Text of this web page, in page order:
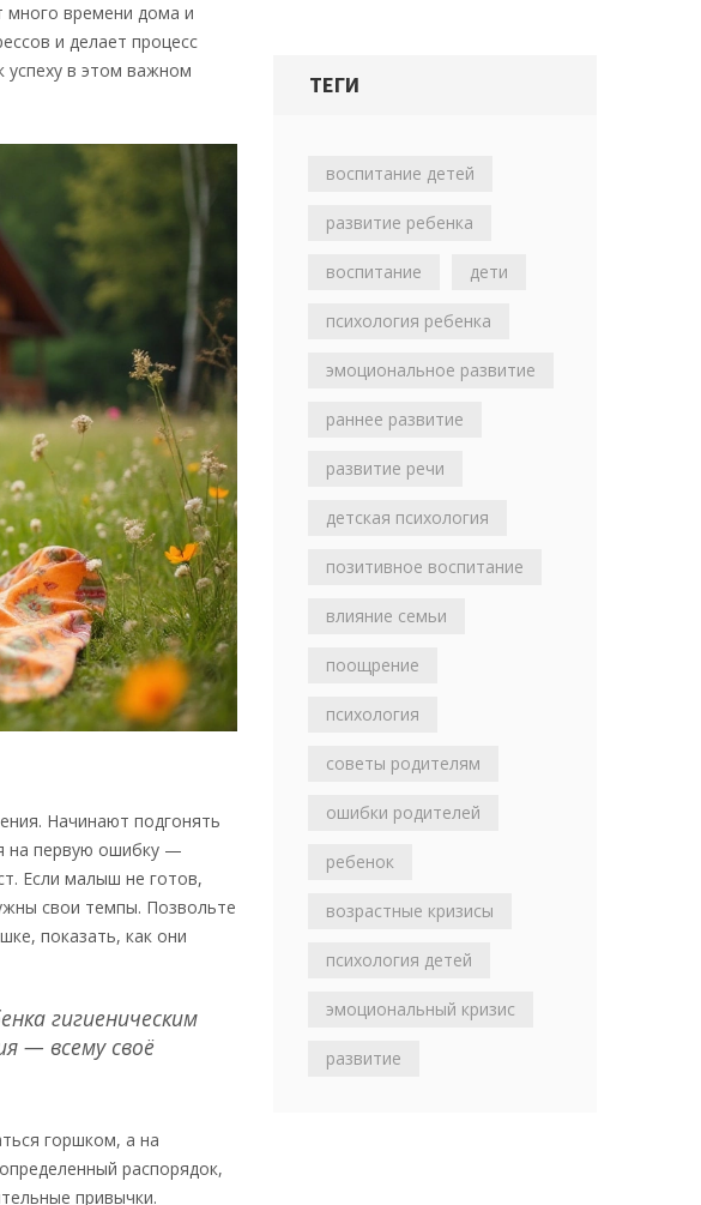
много времени дома и
и делает процесс
в этом важном
Начинают подгонять
на первую ошибку —
Если малыш не готов,
свои темпы. Позвольте
показать, как они
гигиеническим
— всему своё
горшком, а на
распорядок,
привычки.
ТЕГИ
воспитание детей
развитие ребенка
воспитание дети
психология ребенка
эмоциональное развитие
раннее развитие
развитие речи
детская психология
позитивное воспитание
влияние семьи
поощрение
психология
советы родителям
ошибки родителей
ребенок
возрастные кризисы
психология детей
эмоциональный кризис
развитие